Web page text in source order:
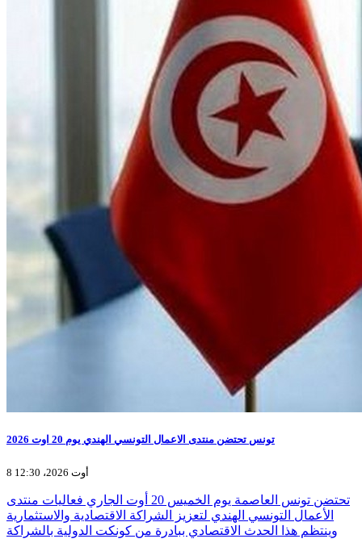
تونس تحتضن منتدى الاعمال التونسي الهندي يوم 20 اوت 2026
8 أوت 2026، 12:30
تحتضن تونس العاصمة يوم الخميس 20 أوت الجاري فعاليات منتدى
الأعمال التونسي الهندي لتعزيز الشراكة الاقتصادية والاستثمارية
وينتظم هذا الحدث الاقتصادي ببادرة من كونكت الدولية بالشراكة